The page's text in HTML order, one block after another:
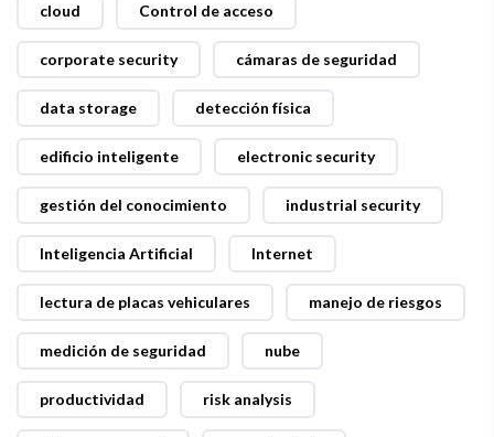
cloud Control de acceso
corporate security cámaras de seguridad
data storage detección física
edificio inteligente electronic security
gestión del conocimiento industrial security
Inteligencia Artificial Internet
lectura de placas vehiculares manejo de riesgos
medición de seguridad nube
productividad risk analysis